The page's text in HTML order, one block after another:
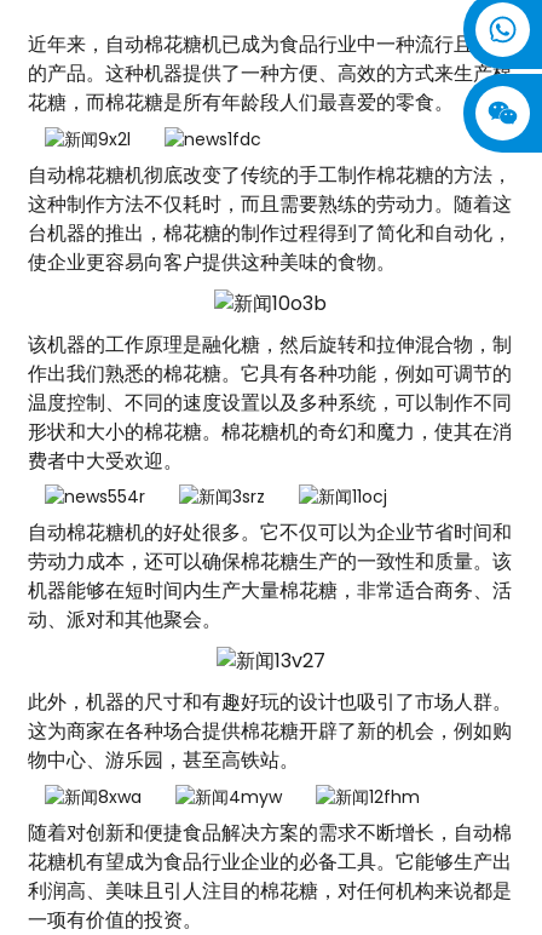
近年来，自动棉花糖机已成为食品行业中一种流行且创新
的产品。这种机器提供了一种方便、高效的方式来生产棉
花糖，而棉花糖是所有年龄段人们最喜爱的零食。
自动棉花糖机彻底改变了传统的手工制作棉花糖的方法，
这种制作方法不仅耗时，而且需要熟练的劳动力。随着这
台机器的推出，棉花糖的制作过程得到了简化和自动化，
使企业更容易向客户提供这种美味的食物。
该机器的工作原理是融化糖，然后旋转和拉伸混合物，制
作出我们熟悉的棉花糖。它具有各种功能，例如可调节的
温度控制、不同的速度设置以及多种系统，可以制作不同
形状和大小的棉花糖。棉花糖机的奇幻和魔力，使其在消
费者中大受欢迎。
自动棉花糖机的好处很多。它不仅可以为企业节省时间和
劳动力成本，还可以确保棉花糖生产的一致性和质量。该
机器能够在短时间内生产大量棉花糖，非常适合商务、活
动、派对和其他聚会。
此外，机器的尺寸和有趣好玩的设计也吸引了市场人群。
这为商家在各种场合提供棉花糖开辟了新的机会，例如购
物中心、游乐园，甚至高铁站。
随着对创新和便捷食品解决方案的需求不断增长，自动棉
花糖机有望成为食品行业企业的必备工具。它能够生产出
利润高、美味且引人注目的棉花糖，对任何机构来说都是
一项有价值的投资。